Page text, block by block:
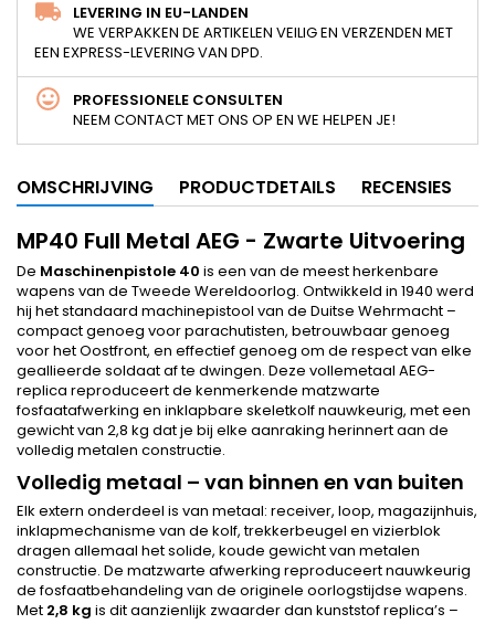
LEVERING IN EU-LANDEN
WE VERPAKKEN DE ARTIKELEN VEILIG EN VERZENDEN MET
EEN EXPRESS-LEVERING VAN DPD.
PROFESSIONELE CONSULTEN
NEEM CONTACT MET ONS OP EN WE HELPEN JE!
OMSCHRIJVING PRODUCTDETAILS RECENSIES
MP40 Full Metal AEG - Zwarte Uitvoering
De Maschinenpistole 40 is een van de meest herkenbare
wapens van de Tweede Wereldoorlog. Ontwikkeld in 1940 werd
hij het standaard machinepistool van de Duitse Wehrmacht –
compact genoeg voor parachutisten, betrouwbaar genoeg
voor het Oostfront, en effectief genoeg om de respect van elke
geallieerde soldaat af te dwingen. Deze vollemetaal AEG-
replica reproduceert de kenmerkende matzwarte
fosfaatafwerking en inklapbare skeletkolf nauwkeurig, met een
gewicht van 2,8 kg dat je bij elke aanraking herinnert aan de
volledig metalen constructie.
Volledig metaal – van binnen en van buiten
Elk extern onderdeel is van metaal: receiver, loop, magazijnhuis,
inklapmechanisme van de kolf, trekkerbeugel en vizierblok
dragen allemaal het solide, koude gewicht van metalen
constructie. De matzwarte afwerking reproduceert nauwkeurig
de fosfaatbehandeling van de originele oorlogstijdse wapens.
Met 2,8 kg is dit aanzienlijk zwaarder dan kunststof replica’s –